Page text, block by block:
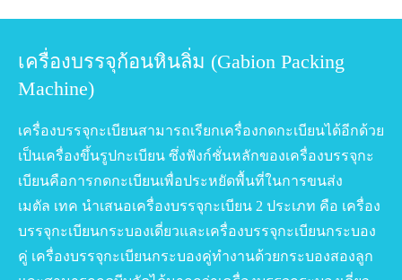
เครื่องบรรจุก้อนหินลิ่ม (Gabion Packing
Machine)
เครื่องบรรจุกะเบียนสามารถเรียกเครื่องกดกะเบียนได้อีกด้วย
เป็นเครื่องขึ้นรูปกะเบียน ซึ่งฟังก์ชั่นหลักของเครื่องบรรจุกะ
เบียนคือการกดกะเบียนเพื่อประหยัดพื้นที่ในการขนส่ง
เมตัล เทค นำเสนอเครื่องบรรจุกะเบียน 2 ประเภท คือ เครื่อง
บรรจุกะเบียนกระบองเดี่ยวและเครื่องบรรจุกะเบียนกระบอง
คู่ เครื่องบรรจุกะเบียนกระบองคู่ทำงานด้วยกระบองสองลูก